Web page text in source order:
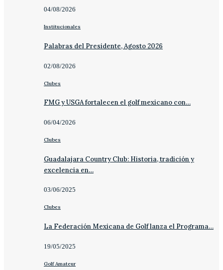
04/08/2026
Institucionales
Palabras del Presidente, Agosto 2026
02/08/2026
Clubes
FMG y USGA fortalecen el golf mexicano con…
06/04/2026
Clubes
Guadalajara Country Club: Historia, tradición y
excelencia en…
03/06/2025
Clubes
La Federación Mexicana de Golf lanza el Programa…
19/05/2025
Golf Amateur